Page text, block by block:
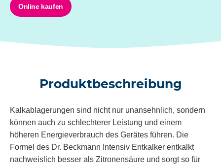
Online kaufen
Produktbeschreibung
Kalkablagerungen sind nicht nur unansehnlich, sondern
können auch zu schlechterer Leistung und einem
höheren Energieverbrauch des Gerätes führen. Die
Formel des Dr. Beckmann Intensiv Entkalker entkalkt
nachweislich besser als Zitronensäure und sorgt so für